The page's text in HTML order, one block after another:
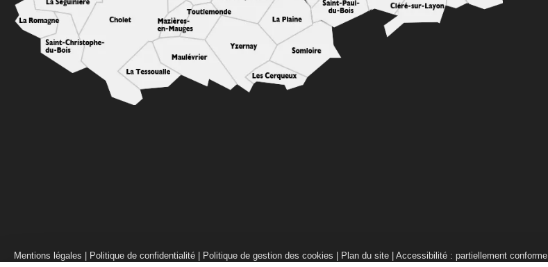
Mentions légales Politique de confidentialité Politique de gestion des cookies Plan du site Accessibilité : partiellement conforme